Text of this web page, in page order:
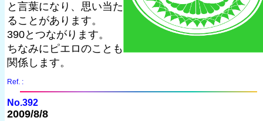
と言葉になり、思い当た
ることがあります。
390とつながります。
ちなみにピエロのことも
関係します。
Ref. :
No.392
2009/8/8